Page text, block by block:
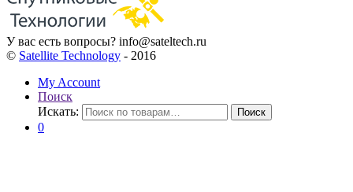
У вас есть вопросы? info@sateltech.ru
© Satellite Technology - 2016
My Account
Поиск
Искать:
Поиск
0